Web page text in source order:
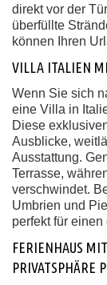
direkt vor der
überfüllte
können Ihren
VILLA ITALIEN
Wenn Sie sich
eine Villa in
Diese
Ausblicke,
Ausstattung.
Terrasse,
verschwindet.
Umbrien und
perfekt für
FERIENHAUS
PRIVATSPHÄRE